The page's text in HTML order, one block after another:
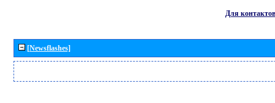
Для контактов
[Newsflashes]